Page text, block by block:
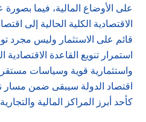
على الأوضاع المالية، فيما
الاقتصادية الكلية الحالية إلى
قائم على الاستثمار وليس مجرد
استمرار تنويع القاعدة
واستثمارية قوية وسياسات
اقتصاد الدولة سيبقى ضمن مسار
كأحد أبرز المراكز المالية